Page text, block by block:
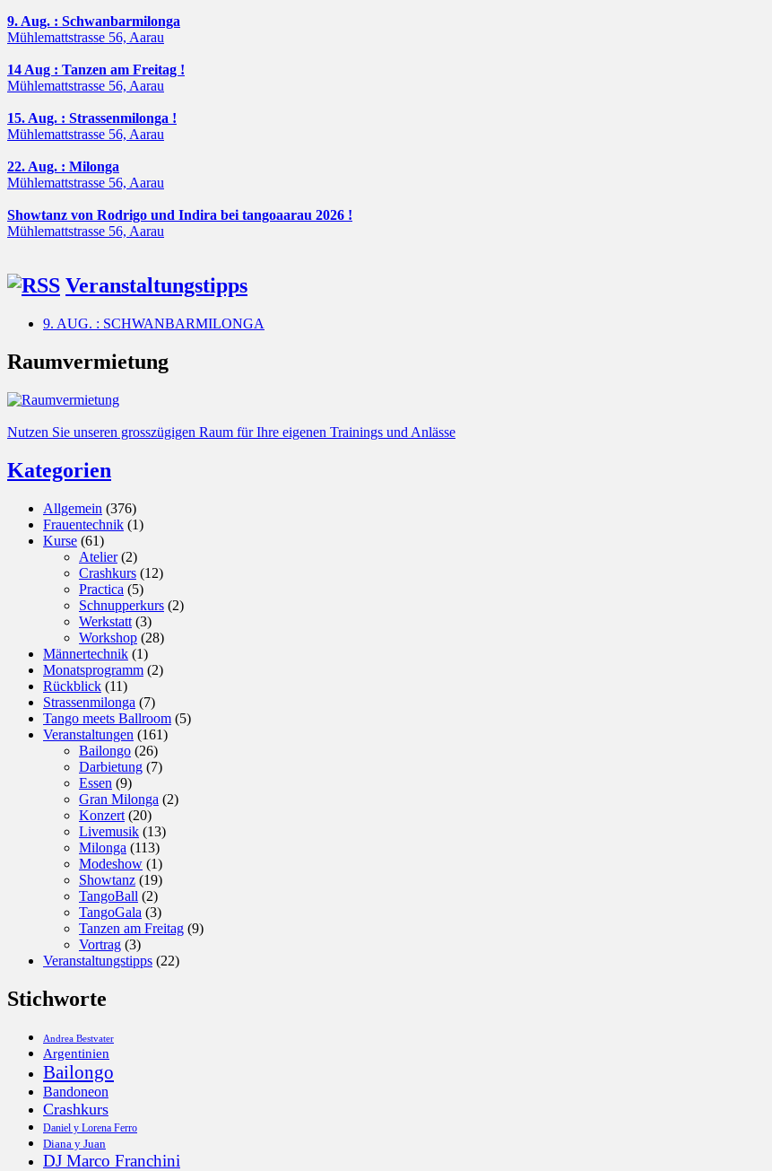
9. Aug. : Schwanbarmilonga
Mühlemattstrasse 56, Aarau
14 Aug : Tanzen am Freitag !
Mühlemattstrasse 56, Aarau
15. Aug. : Strassenmilonga !
Mühlemattstrasse 56, Aarau
22. Aug. : Milonga
Mühlemattstrasse 56, Aarau
Showtanz von Rodrigo und Indira bei tangoaarau 2026 !
Mühlemattstrasse 56, Aarau
Veranstaltungstipps
9. AUG. : SCHWANBARMILONGA
Raumvermietung
Nutzen Sie unseren grosszügigen Raum für Ihre eigenen Trainings und Anlässe
Kategorien
Allgemein (376)
Frauentechnik (1)
Kurse (61)
Atelier(2)
Crashkurs (12)
Practica (5)
Schnupperkurs (2)
Werkstatt (3)
Workshop (28)
Männertechnik (1)
Monatsprogramm (2)
Rückblick (11)
Strassenmilonga (7)
Tango meets Ballroom (5)
Veranstaltungen (161)
Bailongo (26)
Darbietung (7)
Essen (9)
Gran Milonga (2)
Konzert (20)
Livemusik (13)
Milonga (113)
Modeshow (1)
Showtanz (19)
TangoBall (2)
TangoGala (3)
Tanzen am Freitag (9)
Vortrag (3)
Veranstaltungstipps (22)
Stichworte
Andrea Bestvater
Argentinien
Bailongo
Bandoneon
Crashkurs
Daniel y Lorena Ferro
Diana y Juan
DJ Marco Franchini